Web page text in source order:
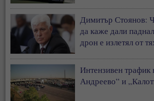
Димитър Стоянов:
да каже дали
дрон е излетял от
Интензивен трафик
Андреево“ и